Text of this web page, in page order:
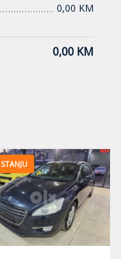
0,00 KM
0,00 KM